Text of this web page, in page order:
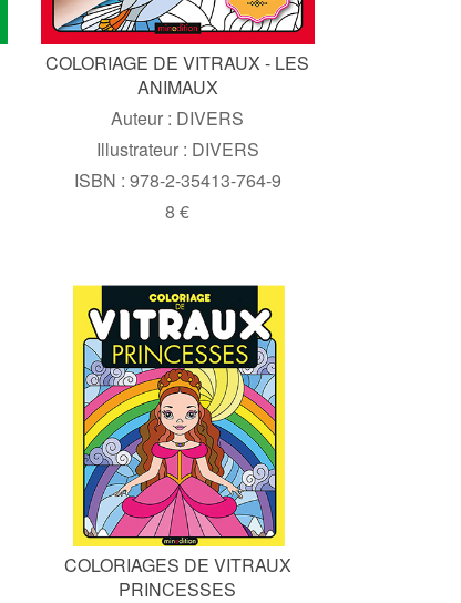
COLORIAGE DE VITRAUX - LES
ANIMAUX
Auteur : DIVERS
Illustrateur : DIVERS
ISBN : 978-2-35413-764-9
8 €
COLORIAGES DE VITRAUX
PRINCESSES